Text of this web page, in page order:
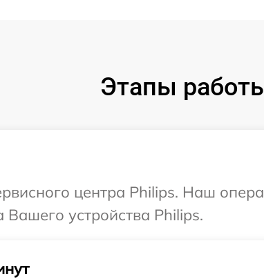
Этапы
центра Philips. Наш
Вашего устройства Philips.